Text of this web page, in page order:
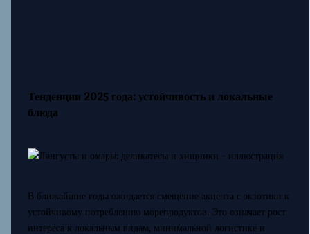
Тенденции 2025 года: устойчивость и локальные
блюда
В ближайшие годы ожидается смещение акцента с экзотики к
устойчивому потреблению морепродуктов. Это означает рост
интереса к локальным видам, минимальной логистике и